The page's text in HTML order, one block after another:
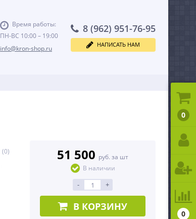
Время работы:
ПН-ВС 10:00 – 19:00
info@kron-shop.ru
8 (962) 951-76-95
НАПИСАТЬ НАМ
(0) 51 500 руб. за шт
В наличии
- +
В КОРЗИНУ
0
0